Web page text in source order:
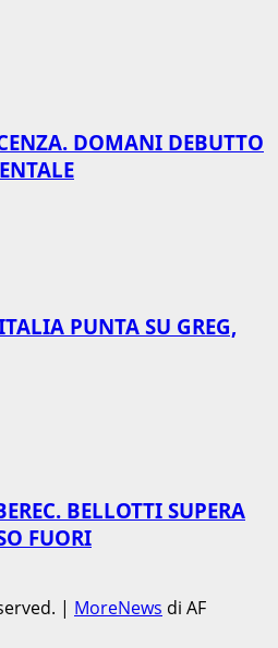
DOMANI DEBUTTO
PUNTA SU GREG,
BELLOTTI SUPERA
FUORI
| MoreNews di AF